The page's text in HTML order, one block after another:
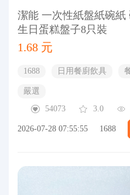
潔能 一次性紙盤紙碗
生日蛋糕盤子8只裝
1.68 元
1688 日用餐廚飲具
嚴選
54073
3.0
2026-07-28 07:55:55 1688